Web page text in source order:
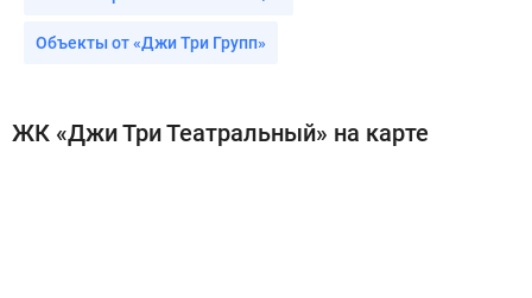
Объекты от «Джи Три Групп»
ЖК «Джи Три Театральный» на карте